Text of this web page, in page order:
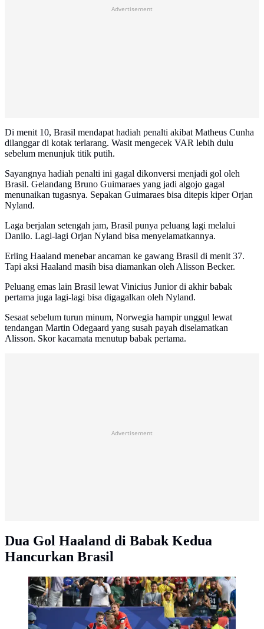
Advertisement
Di menit 10, Brasil mendapat hadiah penalti akibat Matheus Cunha
dilanggar di kotak terlarang. Wasit mengecek VAR lebih dulu
sebelum menunjuk titik putih.
Sayangnya hadiah penalti ini gagal dikonversi menjadi gol oleh
Brasil. Gelandang Bruno Guimaraes yang jadi algojo gagal
menunaikan tugasnya. Sepakan Guimaraes bisa ditepis kiper Orjan
Nyland.
Laga berjalan setengah jam, Brasil punya peluang lagi melalui
Danilo. Lagi-lagi Orjan Nyland bisa menyelamatkannya.
Erling Haaland menebar ancaman ke gawang Brasil di menit 37.
Tapi aksi Haaland masih bisa diamankan oleh Alisson Becker.
Peluang emas lain Brasil lewat Vinicius Junior di akhir babak
pertama juga lagi-lagi bisa digagalkan oleh Nyland.
Sesaat sebelum turun minum, Norwegia hampir unggul lewat
tendangan Martin Odegaard yang susah payah diselamatkan
Alisson. Skor kacamata menutup babak pertama.
Advertisement
Dua Gol Haaland di Babak Kedua
Hancurkan Brasil
Selebrasi penyerang Norwegia Erling Haaland saat
menjebol gawang Brasil di 16 besar Piala Dunia 2026
(AFP)